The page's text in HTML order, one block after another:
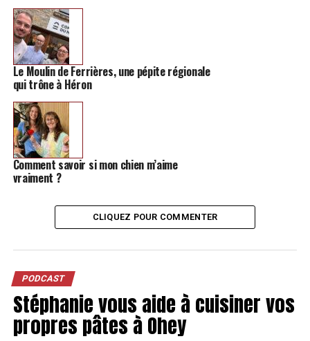
Le Moulin de Ferrières, une pépite régionale
qui trône à Héron
Comment savoir si mon chien m’aime
vraiment ?
CLIQUEZ POUR COMMENTER
PODCAST
Stéphanie vous aide à cuisiner vos
propres pâtes à Ohey